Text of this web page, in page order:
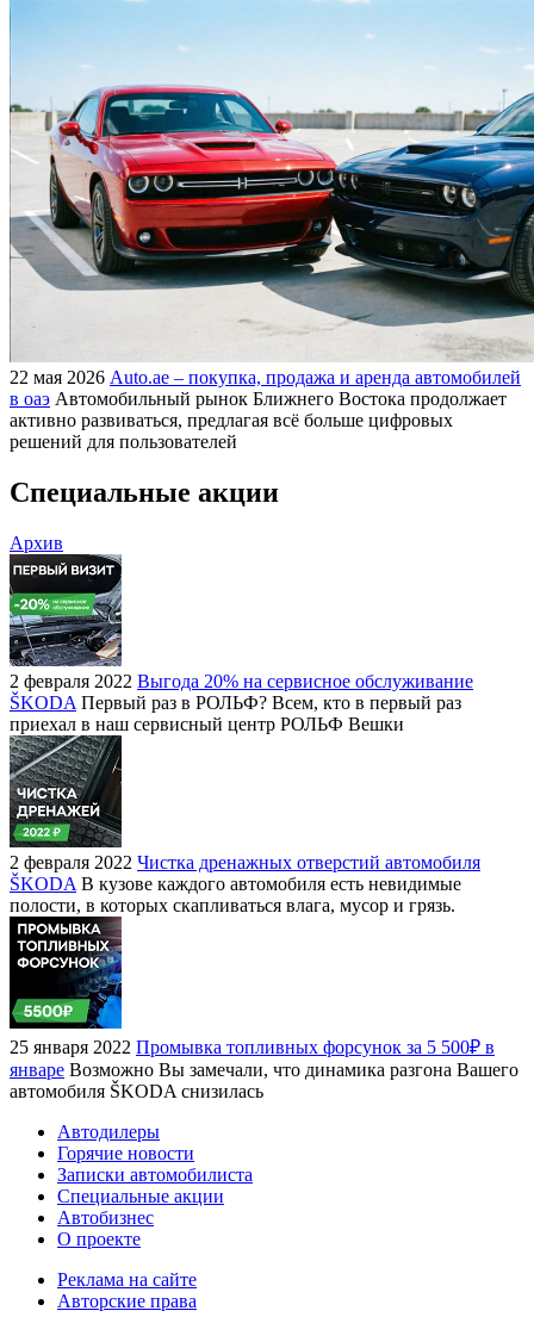
22 мая 2026 Auto.ae – покупка, продажа и аренда автомобилей
в оаэ Автомобильный рынок Ближнего Востока продолжает
активно развиваться, предлагая всё больше цифровых
решений для пользователей
Специальные акции
Архив
2 февраля 2022 Выгода 20% на сервисное обслуживание
ŠKODA Первый раз в РОЛЬФ? Всем, кто в первый раз
приехал в наш сервисный центр РОЛЬФ Вешки
2 февраля 2022 Чистка дренажных отверстий автомобиля
ŠKODA В кузове каждого автомобиля есть невидимые
полости, в которых скапливаться влага, мусор и грязь.
25 января 2022 Промывка топливных форсунок за 5 500₽ в
январе Возможно Вы замечали, что динамика разгона Вашего
автомобиля ŠKODA снизилась
Автодилеры
Горячие новости
Записки автомобилиста
Специальные акции
Автобизнес
О проекте
Реклама на сайте
Авторские права